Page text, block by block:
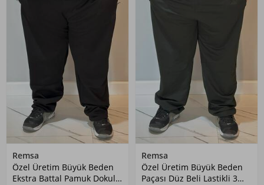
Remsa
Özel Üretim Büyük Beden
Ekstra Battal Pamuk Dokulu
Remsa
Özel Üretim Büyük Beden
Paçası Düz Beli Lastikli 3